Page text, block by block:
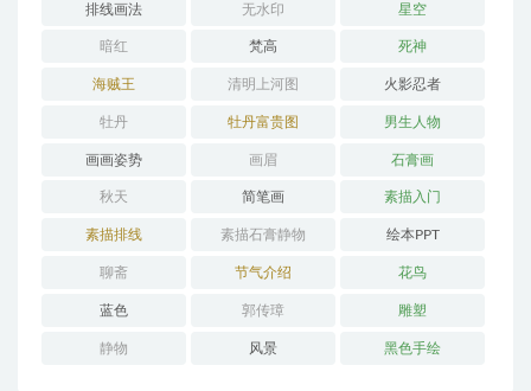
排线画法 无水印 星空
暗红 梵高 死神
海贼王 清明上河图 火影忍者
牡丹 牡丹富贵图 男生人物
画画姿势 画眉 石膏画
秋天 简笔画 素描入门
素描排线 素描石膏静物 绘本PPT
聊斋 节气介绍 花鸟
蓝色 郭传璋 雕塑
静物 风景 黑色手绘